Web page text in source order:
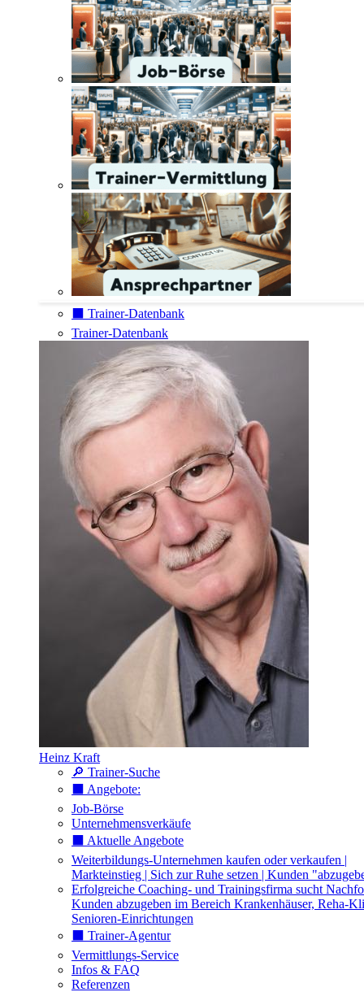
⬛️ Trainer-Datenbank
Trainer-Datenbank
Heinz Kraft
🔎 Trainer-Suche
⬛️ Angebote:
Job-Börse
Unternehmensverkäufe
⬛️ Aktuelle Angebote
Weiterbildungs-Unternehmen kaufen oder verkaufen |
Markteinstieg | Sich zur Ruhe setzen | Kunden
Erfolgreiche Coaching- und Trainingsfirma sucht
Kunden abzugeben im Bereich Krankenhäuser, Reha-
Senioren-Einrichtungen
⬛️ Trainer-Agentur
Vermittlungs-Service
Infos & FAQ
Referenzen